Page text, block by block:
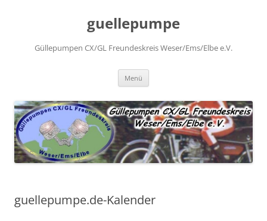
guellepumpe
Güllepumpen CX/GL Freundeskreis Weser/Ems/Elbe e.V.
Menü
guellepumpe.de-Kalender